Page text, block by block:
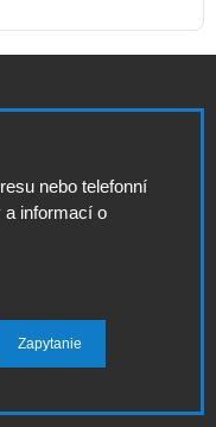
nebo telefonní
a informací o